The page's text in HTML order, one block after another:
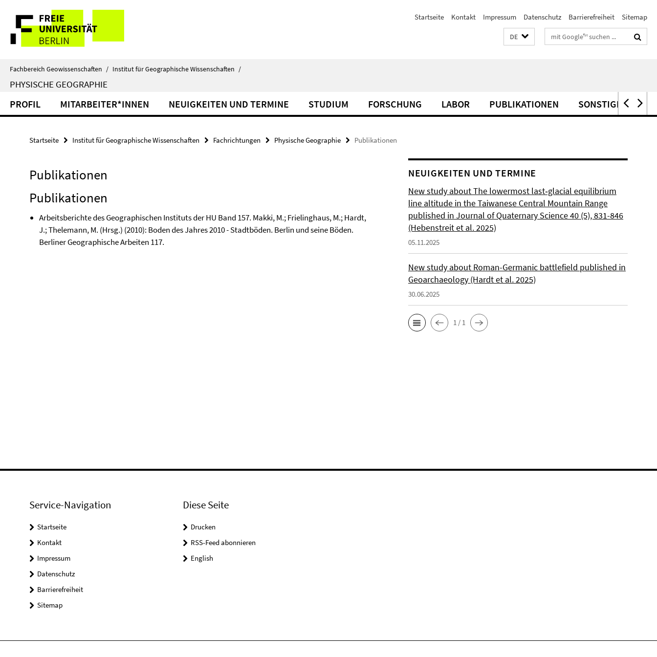
direkt
Inhalt
Service-
Navigation
Startseite Kontakt Impressum Datenschutz Barrierefreiheit Sitemap
DE Suchbegriffe
Fachbereich Geowissenschaften / Institut für Geographische Wissenschaften /
PHYSISCHE GEOGRAPHIE
PROFIL MITARBEITER*INNEN NEUIGKEITEN UND TERMINE STUDIUM FORSCHUNG LABOR PUBLIKATIONEN SONSTIGES
Startseite Institut für Geographische Wissenschaften Fachrichtungen Physische Geographie Publikationen
Publikationen
Publikationen
Arbeitsberichte des Geographischen Instituts der HU Band 157. Makki, M.; Frielinghaus, M.; Hardt,
J.; Thelemann, M. (Hrsg.) (2010): Boden des Jahres 2010 - Stadtböden. Berlin und seine Böden.
Berliner Geographische Arbeiten 117.
NEUIGKEITEN UND TERMINE
New study about The lowermost last‐glacial equilibrium
line altitude in the Taiwanese Central Mountain Range
published in Journal of Quaternary Science 40 (5), 831-846
(Hebenstreit et al. 2025)
05.11.2025
New study about Roman-Germanic battlefield published in
Geoarchaeology (Hardt et al. 2025)
30.06.2025
1 / 1
Service-Navigation
Startseite
Kontakt
Impressum
Datenschutz
Barrierefreiheit
Sitemap
Diese Seite
Drucken
RSS-Feed abonnieren
English